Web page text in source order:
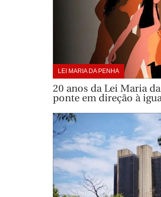
LEI MARIA DA PENHA
20 anos da Lei Maria
ponte em direção à